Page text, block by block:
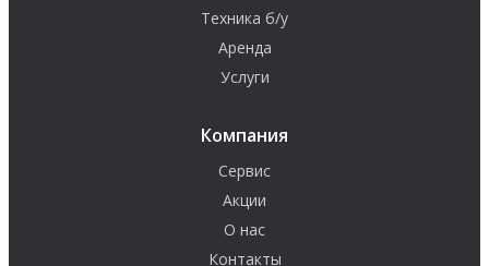
Техника б/у
Аренда
Услуги
Компания
Сервис
Акции
О нас
Контакты